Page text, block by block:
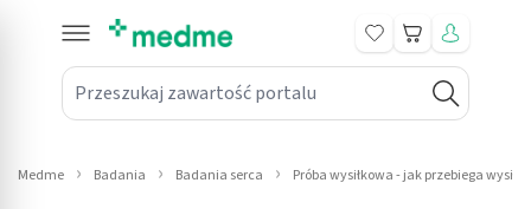
Przeszukaj zawartość portalu
Koszyk
submenu: Leki na receptę
Medme Badania Badania serca Próba wysiłkowa - jak przebiega